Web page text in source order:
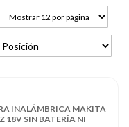
INALÁMBRICA MAKITA
18V SIN BATERÍA NI